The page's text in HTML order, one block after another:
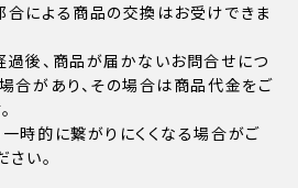
による商品の交換はお受けできま
後、商品が届かないお問合せにつ
合があり、その場合は商品代金をご
時的に繋がりにくくなる場合がご
さい。